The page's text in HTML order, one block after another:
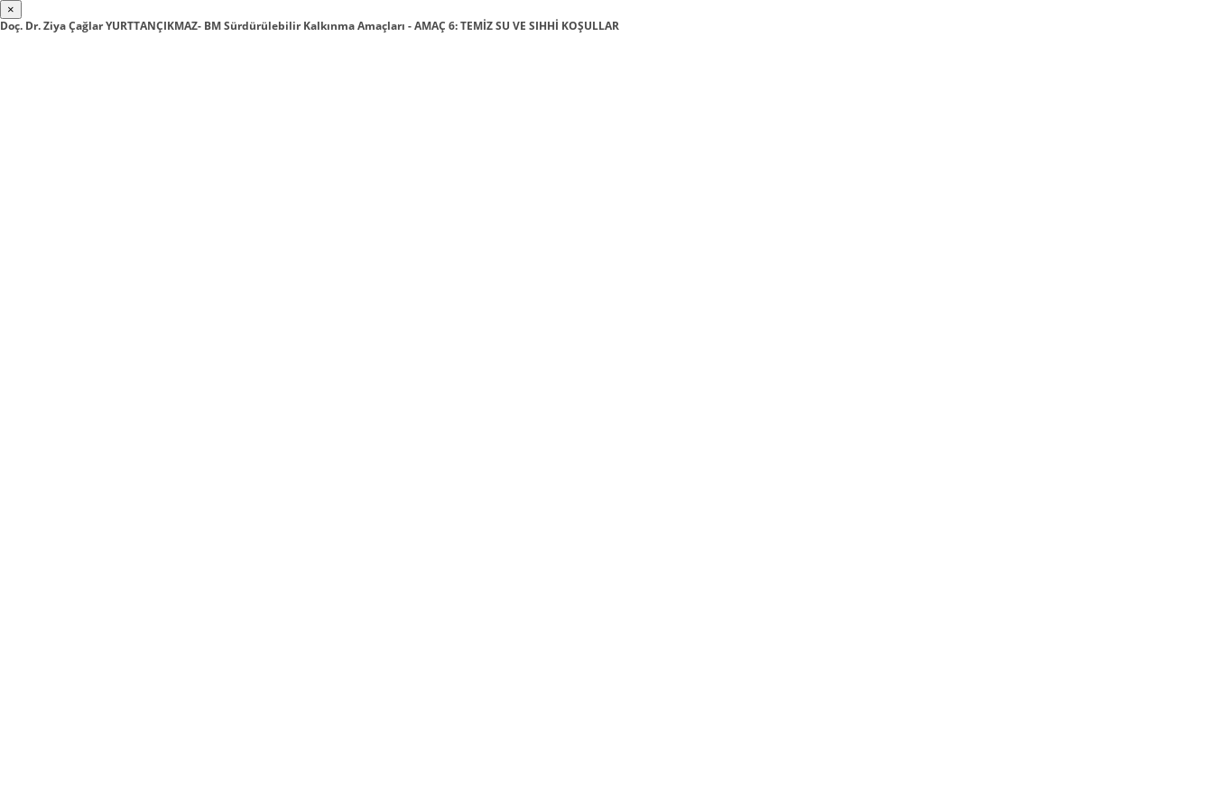
×
Doç. Dr. Ziya Çağlar YURTTANÇIKMAZ- BM Sürdürülebilir Kalkınma Amaçları - AMAÇ 6: TEMİZ SU VE SIHHİ KOŞULLAR